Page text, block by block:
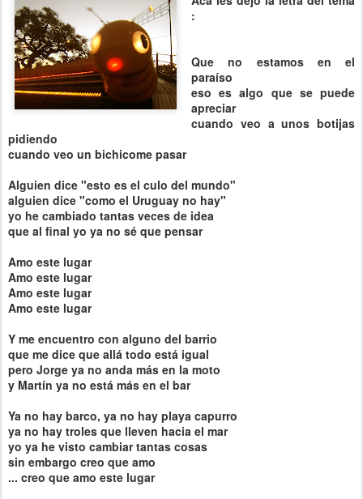
:
Que no estamos en el
paraíso
eso es algo que se puede
apreciar
cuando veo a unos botijas
pidiendo
cuando veo un bichicome pasar
Alguien dice "esto es el culo del mundo"
alguien dice "como el Uruguay no hay"
yo he cambiado tantas veces de idea
que al final yo ya no sé que pensar
Amo este lugar
Amo este lugar
Amo este lugar
Amo este lugar
Y me encuentro con alguno del barrio
que me dice que allá todo está igual
pero Jorge ya no anda más en la moto
y Martín ya no está más en el bar
Ya no hay barco, ya no hay playa capurro
ya no hay troles que lleven hacia el mar
yo ya he visto cambiar tantas cosas
sin embargo creo que amo
... creo que amo este lugar